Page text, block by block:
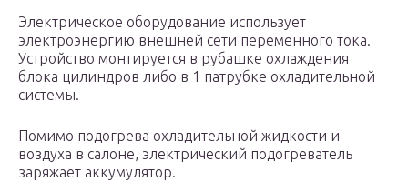
Электрическое оборудование использует
электроэнергию внешней сети переменного тока.
Устройство монтируется в рубашке охлаждения
блока цилиндров либо в 1 патрубке охладительной
системы.
Помимо подогрева охладительной жидкости и
воздуха в салоне, электрический подогреватель
заряжает аккумулятор.